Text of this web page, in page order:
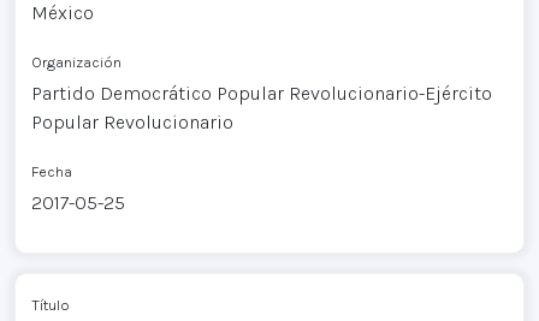
México
Organización
Partido Democrático Popular Revolucionario-Ejército
Popular Revolucionario
Fecha
2017-05-25
Título